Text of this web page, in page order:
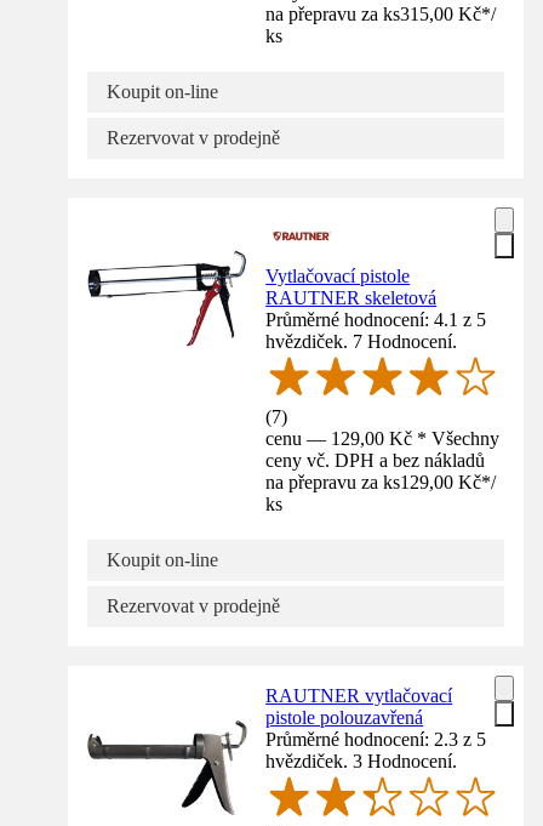
na přepravu za ks315,00 Kč*/
ks
Koupit on-line
Rezervovat v prodejně
Vytlačovací pistole
RAUTNER skeletová
Průměrné hodnocení: 4.1 z 5
hvězdiček. 7 Hodnocení.
(7)
cenu — 129,00 Kč * Všechny
ceny vč. DPH a bez nákladů
na přepravu za ks129,00 Kč*/
ks
Koupit on-line
Rezervovat v prodejně
RAUTNER vytlačovací
pistole polouzavřená
Průměrné hodnocení: 2.3 z 5
hvězdiček. 3 Hodnocení.